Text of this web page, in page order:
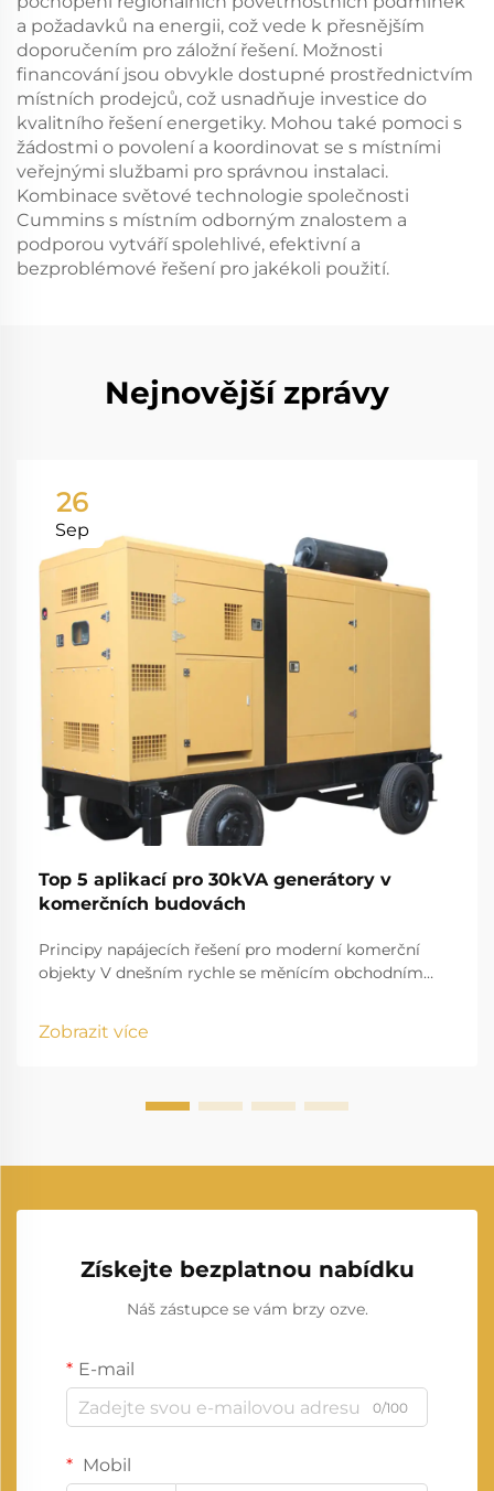
a požadavků na energii, což vede k přesnějším
doporučením pro záložní řešení. Možnosti
financování jsou obvykle dostupné prostřednictvím
místních prodejců, což usnadňuje investice do
kvalitního řešení energetiky. Mohou také pomoci s
žádostmi o povolení a koordinovat se s místními
veřejnými službami pro správnou instalaci.
Kombinace světové technologie společnosti
Cummins s místním odborným znalostem a
podporou vytváří spolehlivé, efektivní a
bezproblémové řešení pro jakékoli použití.
Nejnovější zprávy
26
Sep
Top 5 aplikací pro 30kVA generátory v
komerčních budovách
Principy napájecích řešení pro moderní komerční
objekty V dnešním rychle se měnícím obchodním
záložní napájecí řešení, které může...
Zobrazit více
Získejte bezplatnou nabídku
Náš zástupce se vám brzy ozve.
E-mail
0/100
Mobil